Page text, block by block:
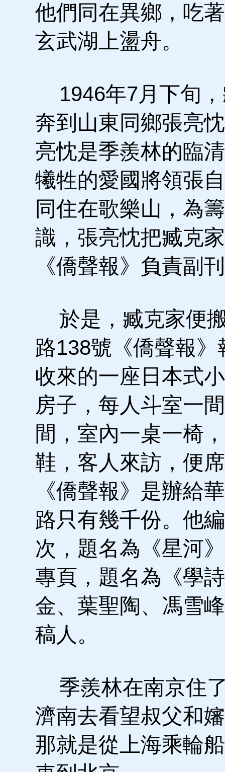
他們同在異鄉，吃
玄武湖上盪舟。
1946年7月下旬，
奔到山東同鄉張亮
亮忱是季羨林的臨
犧牲的愛國將領張
同住在歌樂山，為
識，張亮忱把臧克
《僑聲報》負責副
於是，臧克家便
路138號《僑聲報
收來的一座日本式
房子，每人斗室一
間，室內一桌一椅
鞋，客人來訪，便
《僑聲報》是辦給
路只有幾千份。他
次，題名為《星河
專頁，題名為《學
金、葉聖陶、馮雪
稿人。
季羨林在南京住
濟南去看望叔父和
那就是從上海乘輪